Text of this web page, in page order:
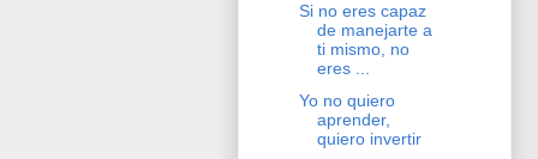
Si no eres capaz
de manejarte a
ti mismo, no
eres ...
Yo no quiero
aprender,
quiero invertir